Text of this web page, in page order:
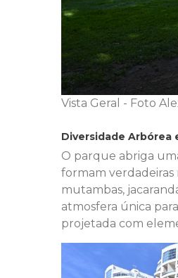
Vista Geral - Foto
Diversidade Arbórea
O parque abriga
formam verdadeiras
mutambas,
atmosfera única
projetada com